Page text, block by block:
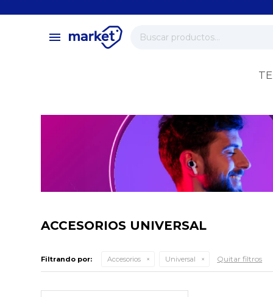
menu
ACCESORIOS UNIVERSAL
Filtrando por: Accesorios Universal Quitar filtros
close
store